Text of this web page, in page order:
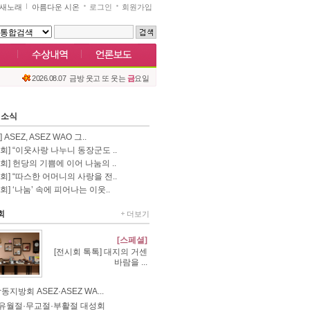
새노래 아름다운 시온 로그인 회원가입
2026.08.07 금방 웃고 또 웃는 금요일
식
ASEZ, ASEZ WAO 그..
] “이웃사랑 나누니 동장군도 ..
] 헌당의 기쁨에 이어 나눔의 ..
] “따스한 어머니의 사랑을 전..
] ‘나눔’ 속에 피어나는 이웃..
더보기
[스페셜]
[전시회 톡톡] 대지의 거센
바람을 ...
지방회 ASEZ·ASEZ WA...
월절·무교절·부활절 대성회